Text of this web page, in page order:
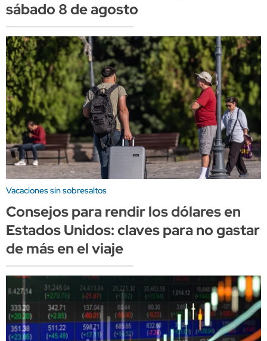
sábado 8 de agosto
Vacaciones sin sobresaltos
Consejos para rendir los dólares en
Estados Unidos: claves para no gastar
de más en el viaje